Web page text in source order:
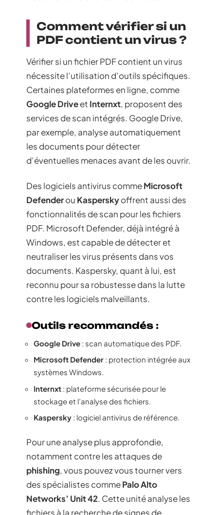
Comment vérifier si un
PDF contient un virus ?
Vérifier si un fichier PDF contient un virus
nécessite l’utilisation d’outils spécifiques.
Certaines plateformes en ligne, comme
Google Driveet Internxt, proposent des
services de scan intégrés. Google Drive,
par exemple, analyse automatiquement
les documents pour détecter
d’éventuelles menaces avant de les ouvrir.
Des logiciels antivirus commeMicrosoft
Defenderou Kasperskyoffrent aussi des
fonctionnalités de scan pour les fichiers
PDF. Microsoft Defender, déjà intégré à
Windows, est capable de détecter et
neutraliser les virus présents dans vos
documents. Kaspersky, quant à lui, est
reconnu pour sa robustesse dans la lutte
contre les logiciels malveillants.
Outils recommandés :
Google Drive : scan automatique des PDF.
Microsoft Defender : protection intégrée aux
systèmes Windows.
Internxt : plateforme sécurisée pour le
stockage et l’analyse des fichiers.
Kaspersky : logiciel antivirus de référence.
Pour une analyse plus approfondie,
notamment contre les attaques de
phishing, vous pouvez vous tourner vers
des spécialistes commePalo Alto
Networks’ Unit 42. Cette unité analyse les
fichiers à la recherche de signes de